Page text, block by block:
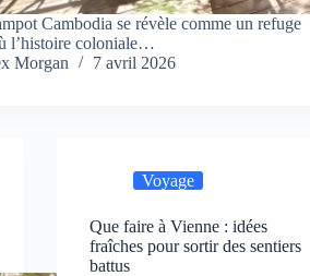
Cambodia se révèle comme un refuge
l’histoire coloniale…
Morgan
7 avril 2026
Voyage
Que faire à Vienne : idées
fraîches pour sortir des sentiers
battus